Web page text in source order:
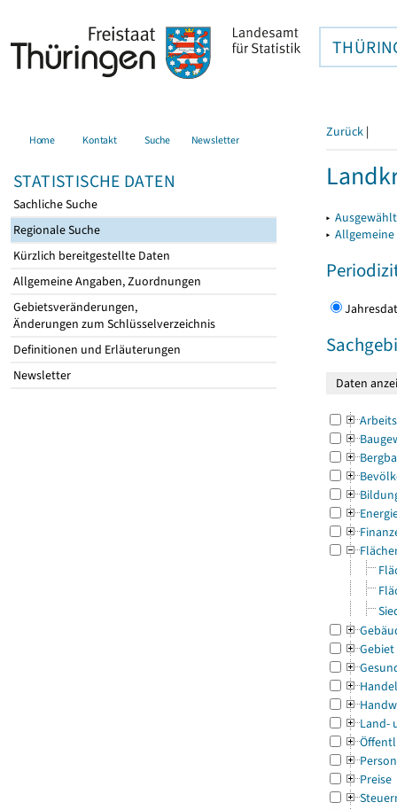
Home Kontakt Suche Newsletter
STATISTISCHE DATEN
Sachliche Suche
Regionale Suche
Kürzlich bereitgestellte Daten
Allgemeine Angaben, Zuordnungen
Gebietsveränderungen,
Änderungen zum Schlüsselverzeichnis
Definitionen und Erläuterungen
Newsletter
Zurück |
▸
▸
Gebiet
Land-
Preise